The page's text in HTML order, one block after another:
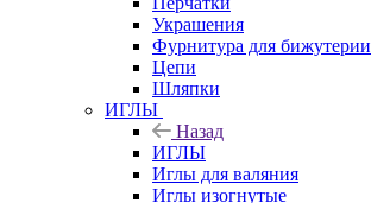
Украшения
Фурнитура для бижутерии
Цепи
Шляпки
ИГЛЫ
Назад
ИГЛЫ
Иглы для валяния
Иглы изогнутые